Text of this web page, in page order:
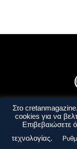
Ταυτότητα
Στο
cookies για να
Επιβεβαιώσετε
τεχνολογίας.